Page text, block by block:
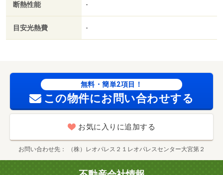
断熱性能 -
目安光熱費 -
無料・簡単2項目！
この物件にお問い合わせする
お気に入りに追加する
お問い合わせ先 （株）レオパレス２１レオパレスセンター大宮第２